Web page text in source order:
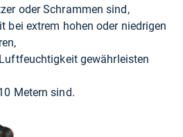
oder Schrammen sind,
bei extrem hohen oder niedrigen
gewährleisten
Metern sind.